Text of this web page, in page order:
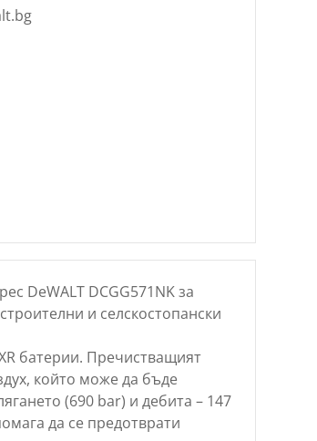
DeWALT DCGG571NK за
и селскостопански
батерии. Пречистващият
който може да бъде
(690 bar) и дебита – 147
да се предотврати